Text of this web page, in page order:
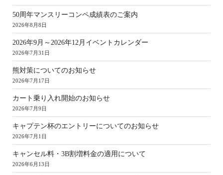
50周年マンスリーコンペ成績表のご案内
2026年8月8日
2026年9月～2026年12月イベントカレンダー
2026年7月31日
熊対策についてのお知らせ
2026年7月17日
カート乗り入れ開始のお知らせ
2026年7月9日
キャプテン杯のエントリーについてのお知らせ
2026年7月1日
キャンセル料・3B割増料金の適用について
2026年6月13日